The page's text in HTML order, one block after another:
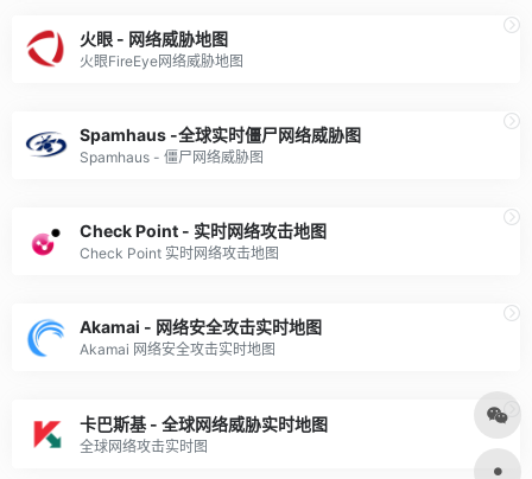
火眼 - 网络威胁地图
火眼FireEye网络威胁地图
Spamhaus -全球实时僵尸网络威胁图
Spamhaus - 僵尸网络威胁图
Check Point - 实时网络攻击地图
Check Point 实时网络攻击地图
Akamai - 网络安全攻击实时地图
Akamai 网络安全攻击实时地图
卡巴斯基 - 全球网络威胁实时地图
全球网络攻击实时图